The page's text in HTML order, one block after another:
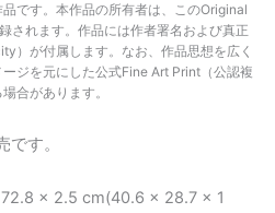
です。本作品の所有者は、このOriginal
されます。作品には作者署名および真正
）が付属します。なお、作品思想を広く
ジを元にした公式Fine Art Print（公認複
合があります。
す。
× 2.5 cm(40.6 × 28.7 × 1